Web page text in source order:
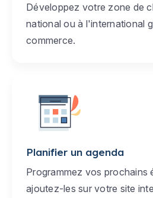
Développez votre zone de
national ou à l'international
commerce.
Planifier un agenda
Programmez vos prochains
ajoutez-les sur votre site